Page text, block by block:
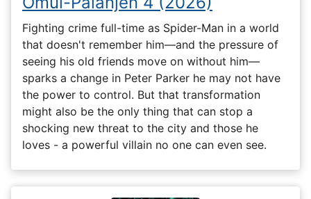
Fighting crime full-time as Spider-Man in a world
that doesn't remember him—and the pressure of
seeing his old friends move on without him—
sparks a change in Peter Parker he may not have
the power to control. But that transformation
might also be the only thing that can stop a
shocking new threat to the city and those he
loves - a powerful villain no one can even see.